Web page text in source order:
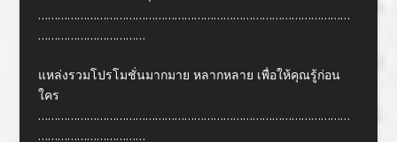
……………………………………………………………………………………
……………………………
แหล่งรวมโปรโมชั่นมากมาย หลากหลาย เพื่อให้คุณรู้ก่อน
ใคร
……………………………………………………………………………………
……………………………